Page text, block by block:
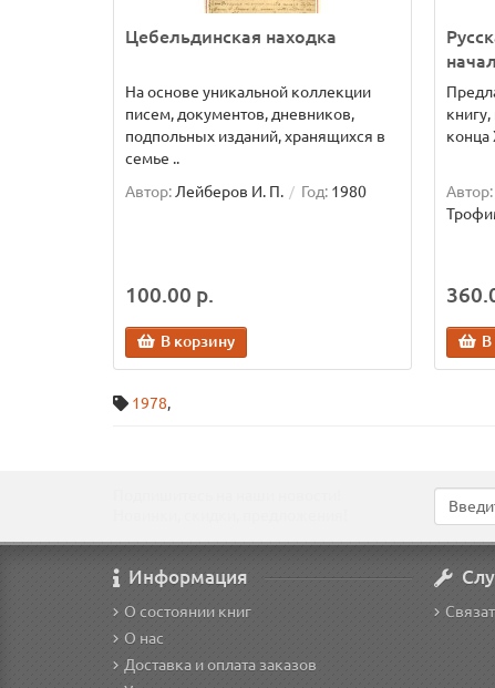
Цебельдинская находка
На основе уникальной коллекции
писем, документов, дневников,
подпольных изданий, хранящихся в
семье ..
Автор: Лейберов И. П. Год: 1980
100.00 р.
В корзину
конца
Автор:
В
1978,
Информация
О состоянии книг
О нас
Доставка и оплата заказов